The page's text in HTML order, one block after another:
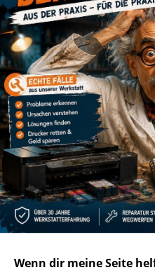
Wenn dir meine Seite